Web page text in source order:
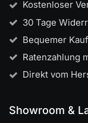
Kostenloser
30 Tage
Bequemer
Ratenzahlung
Direkt vom
Showroom &